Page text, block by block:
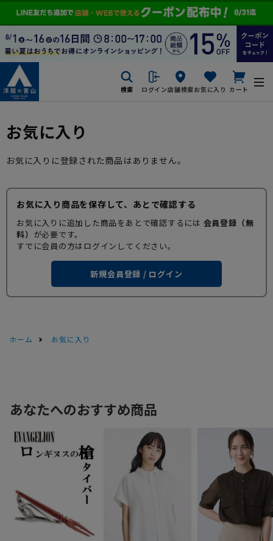
検索 ログイン店舗検索お気に入り カート
お気に入り
お気に入りに登録された商品はありません。
お気に入り商品を保存して、あとで確認する
お気に入りに追加した商品をあとで確認するには 会員登録（無
料） が必要です。
すでに会員の方はログインしてください。
新規会員登録 / ログイン
ホーム お気に入り